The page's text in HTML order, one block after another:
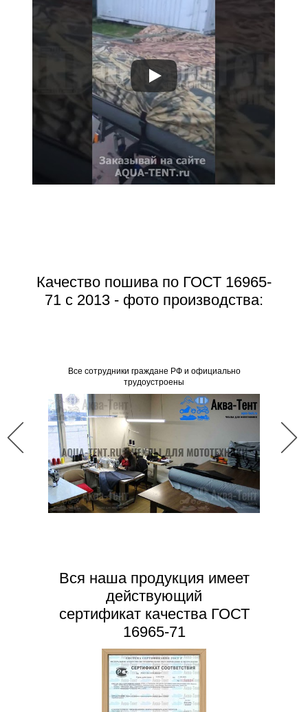
Качество пошива по ГОСТ 16965-
71 с 2013 - фото производства:
Все сотрудники граждане РФ и официально
трудоустроены
Вся наша продукция имеет
действующий
сертификат качества ГОСТ
16965-71